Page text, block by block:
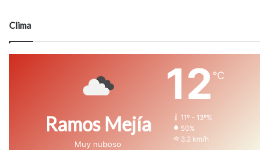
Clima
Ramos Mejía
Muy nuboso
12 ℃
11º - 13º%
50%
3.2 km/h